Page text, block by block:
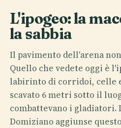
L'ipogeo: la
la sabbia
Il pavimento dell'arena
Quello che vedete oggi è
labirinto di corridoi, celle
scavato 6 metri sotto il
combattevano i gladiatori.
Domiziano aggiunse